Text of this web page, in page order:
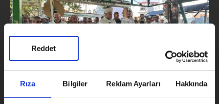
Rıza Bilgiler Reklam Ayarları Hakkında
Reddet